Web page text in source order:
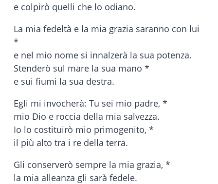
e colpirò quelli che lo odiano.
La mia fedeltà e la mia grazia saranno con lui
*
e nel mio nome si innalzerà la sua potenza.
Stenderò sul mare la sua mano *
e sui fiumi la sua destra.
Egli mi invocherà: Tu sei mio padre, *
mio Dio e roccia della mia salvezza.
Io lo costituirò mio primogenito, *
il più alto tra i re della terra.
Gli conserverò sempre la mia grazia, *
la mia alleanza gli sarà fedele.